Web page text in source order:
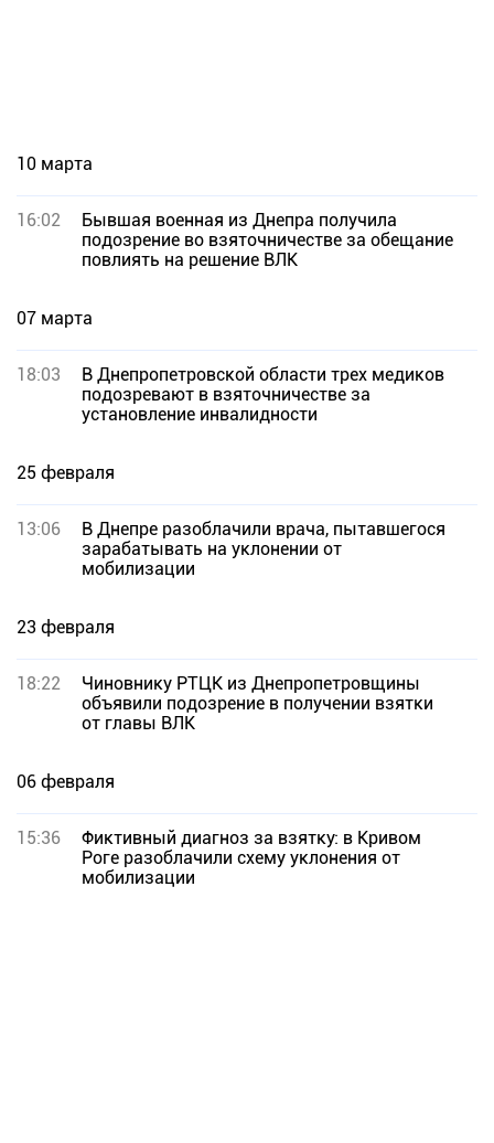
10 марта
16:02
Бывшая военная из Днепра получила
подозрение во взяточничестве за обещание
повлиять на решение ВЛК
07 марта
18:03
В Днепропетровской области трех медиков
подозревают в взяточничестве за
установление инвалидности
25 февраля
13:06
В Днепре разоблачили врача, пытавшегося
зарабатывать на уклонении от
мобилизации
23 февраля
18:22
Чиновнику РТЦК из Днепропетровщины
объявили подозрение в получении взятки
от главы ВЛК
06 февраля
15:36
Фиктивный диагноз за взятку: в Кривом
Роге разоблачили схему уклонения от
мобилизации